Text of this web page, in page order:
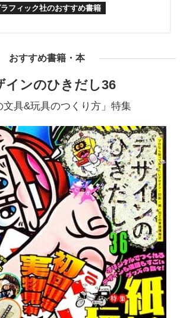
フィック社のおすすめ書籍
おすすめ書籍・本
インのひきだし36
文具&玩具のつくり方」特集